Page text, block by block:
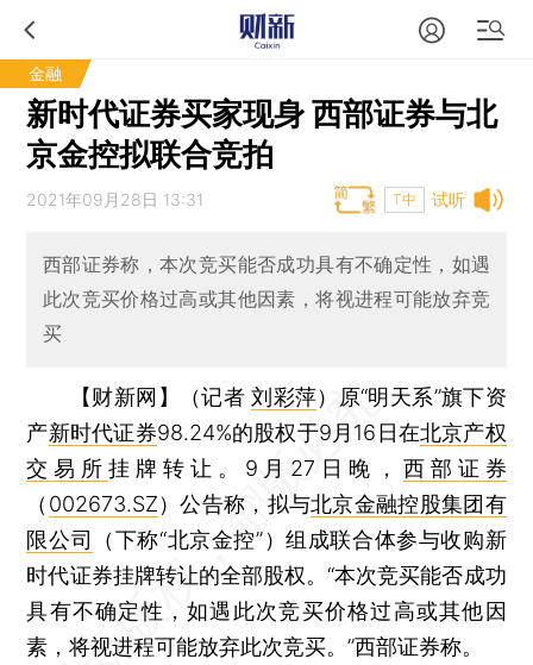
金融
新时代证券买家现身 西部证券与北
京金控拟联合竞拍
试听
2021年09月28日 13:31 T中
西部证券称，本次竞买能否成功具有不确定性，如遇
此次竞买价格过高或其他因素，将视进程可能放弃竞
买
【财新网】（记者刘彩萍）
原“明天系”旗下资
产新时代证券98.24%的股权于9月16日在北京产权
交易所挂牌转让。9月27日晚， 西部证券
（ 002673.SZ）公告称，拟与北京金融控股集团有
限公司
（下称“北京金控”）组成联合体参与收购新
时代证券挂牌转让的全部股权。“本次竞买能否成功
具有不确定性，如遇此次竞买价格过高或其他因
素，将视进程可能放弃此次竞买。”西部证券称。